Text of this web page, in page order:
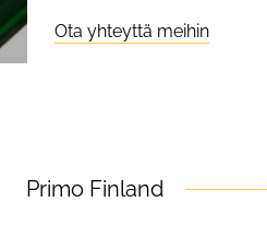
Ota yhteyttä meihin
Primo Finland